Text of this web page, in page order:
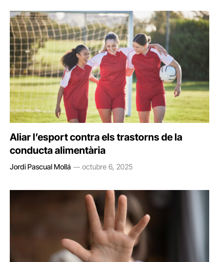
Aliar l’esport contra els trastorns de la
conducta alimentària
Jordi Pascual Mollá octubre 6, 2025